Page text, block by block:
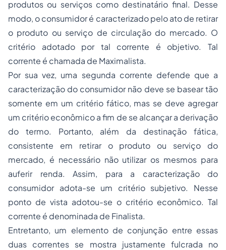
produtos ou serviços como destinatário final. Desse
modo, o consumidor é caracterizado pelo ato de retirar
o produto ou serviço de circulação do mercado. O
critério adotado por tal corrente é objetivo. Tal
corrente é chamada de Maximalista.
Por sua vez, uma segunda corrente defende que a
caracterização do consumidor não deve se basear tão
somente em um critério fático, mas se deve agregar
um critério econômico a fim de se alcançar a derivação
do termo. Portanto, além da destinação fática,
consistente em retirar o produto ou serviço do
mercado, é necessário não utilizar os mesmos para
auferir renda. Assim, para a caracterização do
consumidor adota-se um critério subjetivo. Nesse
ponto de vista adotou-se o critério econômico. Tal
corrente é denominada de Finalista.
Entretanto, um elemento de conjunção entre essas
duas correntes se mostra justamente fulcrada no